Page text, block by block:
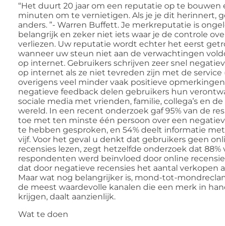
“Het duurt 20 jaar om een ​​reputatie op te bouwen
minuten om te vernietigen. Als je je dit herinnert,
anders. ”- Warren Buffett. Je merkreputatie is
belangrijk en zeker niet iets waar je de controle
verliezen. Uw reputatie wordt echter het eerst
wanneer uw steun niet aan de verwachtingen
op internet. Gebruikers schrijven zeer snel
op internet als ze niet tevreden zijn met de service
overigens veel minder vaak positieve
negatieve feedback delen gebruikers hun
sociale media met vrienden, familie, collega’s en
wereld. In een recent onderzoek gaf 95% van de
toe met ten minste één persoon over een
te hebben gesproken, en 54% deelt informatie
vijf. Voor het geval u denkt dat gebruikers geen
recensies lezen, zegt hetzelfde onderzoek dat 88%
respondenten werd beïnvloed door online
dat door negatieve recensies het aantal verkopen
Maar wat nog belangrijker is, mond-tot-
de meest waardevolle kanalen die een merk in
krijgen, daalt aanzienlijk.
Wat te doen